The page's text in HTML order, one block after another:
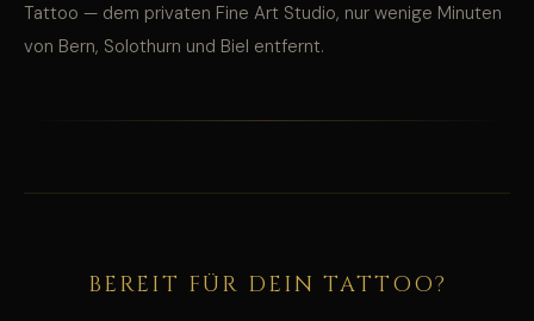
Tattoo — dem privaten Fine Art Studio, nur wenige Minuten
von Bern, Solothurn und Biel entfernt.
BEREIT FÜR DEIN TATTOO?